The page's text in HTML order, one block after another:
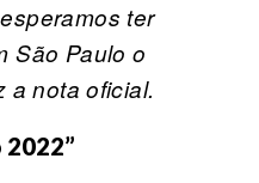
ter
São Paulo o
a nota oficial.
2022”